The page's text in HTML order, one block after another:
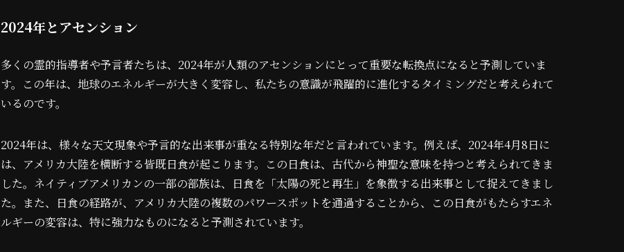
2024年とアセンション
多くの霊的指導者や予言者たちは、2024年が人類のアセンションにとって重要な転換点になると予測していま
す。この年は、地球のエネルギーが大きく変容し、私たちの意識が飛躍的に進化するタイミングだと考えられて
いるのです。
2024年は、様々な天文現象や予言的な出来事が重なる特別な年だと言われています。例えば、2024年4月8日に
は、アメリカ大陸を横断する皆既日食が起こります。この日食は、古代から神聖な意味を持つと考えられてきま
した。ネイティブアメリカンの一部の部族は、日食を「太陽の死と再生」を象徴する出来事として捉えてきまし
た。また、日食の経路が、アメリカ大陸の複数のパワースポットを通過することから、この日食がもたらすエネ
ルギーの変容は、特に強力なものになると予測されています。